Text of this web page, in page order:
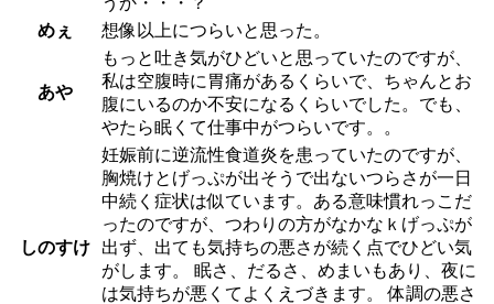
めぇ
想像以上につらいと思った。
あや
もっと吐き気がひどいと思っていたのですが、
私は空腹時に胃痛があるくらいで、ちゃんとお
腹にいるのか不安になるくらいでした。でも、
やたら眠くて仕事中がつらいです。。
しのすけ
妊娠前に逆流性食道炎を患っていたのですが、
胸焼けとげっぷが出そうで出ないつらさが一日
中続く症状は似ています。ある意味慣れっこだ
ったのですが、つわりの方がなかなｋげっぷが
出ず、出ても気持ちの悪さが続く点でひどい気
がします。 眠さ、だるさ、めまいもあり、夜に
は気持ちが悪くてよくえづきます。 体調の悪さ